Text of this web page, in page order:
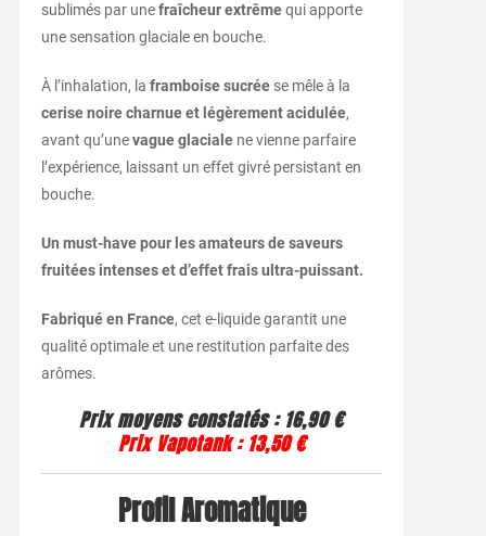
sublimés par unefraîcheur extrêmequi apporte
une sensation glaciale en bouche.
À l’inhalation, la framboise sucréese mêle à la
cerise noire charnue et légèrement acidulée,
avant qu’unevague glacialene vienne parfaire
l’expérience, laissant un effet givré persistant en
bouche.
Un must-have pour les amateurs de saveurs
fruitées intenses et d’effet frais ultra-puissant.
Fabriqué en France, cet e-liquide garantit une
qualité optimale et une restitution parfaite des
arômes.
Prix moyens constatés :16,90 €
Prix Vapotank :13,50 €
Profil Aromatique